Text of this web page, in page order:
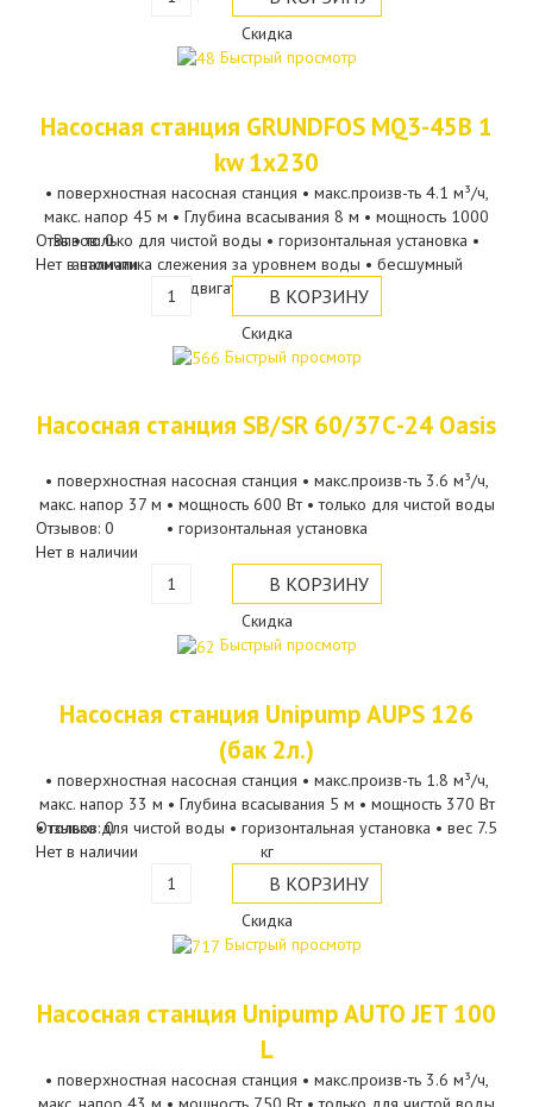
Скидка
Быстрый просмотр
Насосная станция GRUNDFOS MQ3-45В 1
kw 1х230
• поверхностная насосная станция • макс.произв-ть 4.1 м³/ч,
макс. напор 45 м • Глубина всасывания 8 м • мощность 1000
Вт • только для чистой воды • горизонтальная установка •
автоматика слежения за уровнем воды • бесшумный
двигатель • вес 13 кг
Отзывов: 0
Нет в наличии
Скидка
Быстрый просмотр
Насосная станция SB/SR 60/37С-24 Oasis
• поверхностная насосная станция • макс.произв-ть 3.6 м³/ч,
макс. напор 37 м • мощность 600 Вт • только для чистой воды
• горизонтальная установка
Отзывов: 0
Нет в наличии
Скидка
Быстрый просмотр
Насосная станция Unipump AUPS 126
(бак 2л.)
• поверхностная насосная станция • макс.произв-ть 1.8 м³/ч,
макс. напор 33 м • Глубина всасывания 5 м • мощность 370 Вт
• только для чистой воды • горизонтальная установка • вес 7.5
кг
Отзывов: 0
Нет в наличии
Скидка
Быстрый просмотр
Насосная станция Unipump AUTO JET 100
L
• поверхностная насосная станция • макс.произв-ть 3.6 м³/ч,